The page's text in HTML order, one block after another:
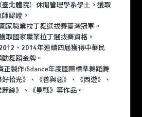
臺北體院）休閒管理學系學士。獲取
認證。
家職業拉丁舞選拔賽臺灣冠軍。
取國家職業拉丁選拔賽資格。
、2014年連續四屆獲得中華民
舞蹈金牌。
正製作i5dance年度國際標準舞蹈舞
拾光》、《善與惡》、《西遊》、
麗絲》、《星戰》等作品。